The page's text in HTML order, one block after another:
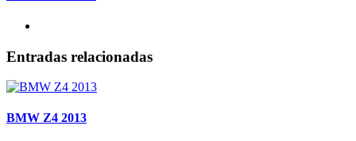
Entradas relacionadas
BMW Z4 2013